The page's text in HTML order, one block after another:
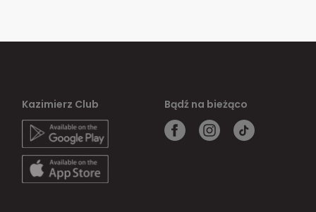
Kazimierz Club Bądź na bieżąco